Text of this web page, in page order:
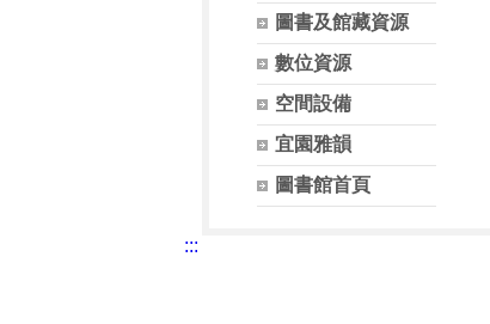
圖書及館藏資源
數位資源
空間設備
宜園雅韻
圖書館首頁
:::